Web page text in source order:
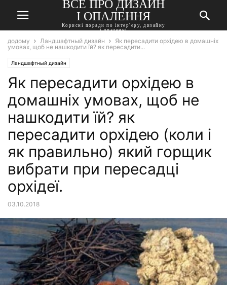
ВСЕ ПРО ДИЗАЙН
І ОПАЛЕННЯ
Корисні поради по інтер'єру, дизайну
і опаленні
додому Ландшафтный дизайн
Як пересадити орхідею в домашніх
умовах, щоб не нашкодити їй? як пересадити...
Ландшафтный дизайн
Як пересадити орхідею в
домашніх умовах, щоб не
нашкодити їй? як
пересадити орхідею (коли і
як правильно) який горщик
вибрати при пересадці
орхідеї.
03.10.2018